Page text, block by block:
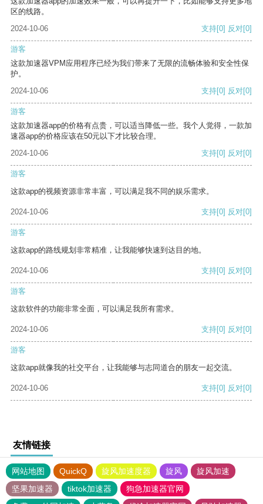
区的线路。
2024-10-06
支持[0] 反对[0]
游客
这款加速器VPM应用程序已经为我们带来了无限的流畅体验和安全性保
护。
2024-10-06
支持[0] 反对[0]
游客
这款加速器app的价格有点贵，可以适当降低一些。我个人觉得，一款加
速器app的价格应该在50元以下才比较合理。
2024-10-06
支持[0] 反对[0]
游客
这款app的视频资源非常丰富，可以满足我不同的娱乐需求。
2024-10-06 支持[0] 反对[0]
游客
这款app的路线规划非常精准，让我能够快速到达目的地。
2024-10-06 支持[0] 反对[0]
游客
这款软件的功能非常全面，可以满足我所有需求。
2024-10-06 支持[0] 反对[0]
游客
这款app就像我的社交平台，让我能够与志同道合的朋友一起交流。
2024-10-06 支持[0] 反对[0]
友情链接
网站地图 QuickQ 旋风加速度器 旋风
旋风加速
坚果加速器
tiktok加速器
狗急加速器官网